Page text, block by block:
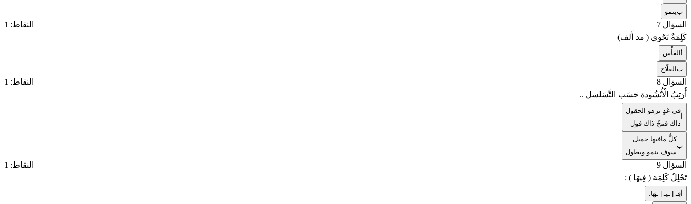
بينمو
السؤال 7
النقاط: 1
كَلِمَةٌ تَحْوي ( مد أَلف)
أالفَأْس
بالفلّاح
السؤال 8
النقاط: 1
أُرَتِبُ الْأُنْشُودة حَسَب التَّسَلسل ..
أ
في غدٍ تزهو الحقول
ذاك قمحٌ ذاك فول
ب
كلُّ مافيها جميل
سوف ينمو ويطول
السؤال 9
النقاط: 1
تَحْلِلُ كَلِمَة ( فِيهَا ) :
أفِـ | ـيـ | ـهَا.